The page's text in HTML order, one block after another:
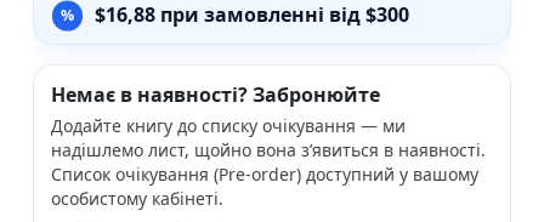
$16,88 при замовленні від $300
Немає в наявності? Забронюйте
Додайте книгу до списку очікування — ми
надішлемо лист, щойно вона з’явиться в наявності.
Список очікування (Pre-order) доступний у вашому
особистому кабінеті.